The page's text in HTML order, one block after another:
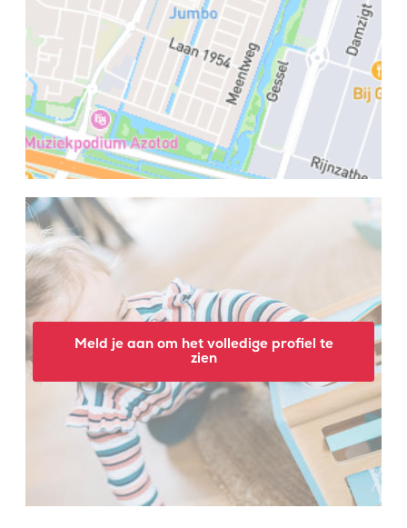
Meld je aan om het volledige profiel te
zien